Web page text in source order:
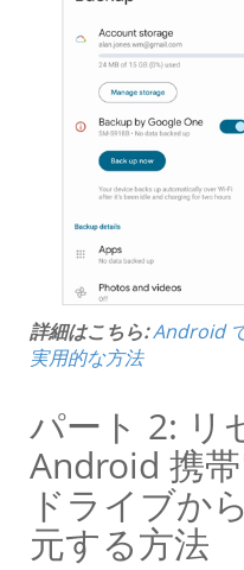
詳細はこちら:Android
実用的な方法
パート 2: リ
Android 携
ドライブか
元する方法